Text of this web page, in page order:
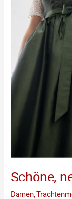
Schöne,
Damen,